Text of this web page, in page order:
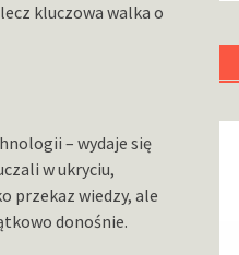
kluczowa walka o
– wydaje się
w ukryciu,
przekaz wiedzy, ale
donośnie.